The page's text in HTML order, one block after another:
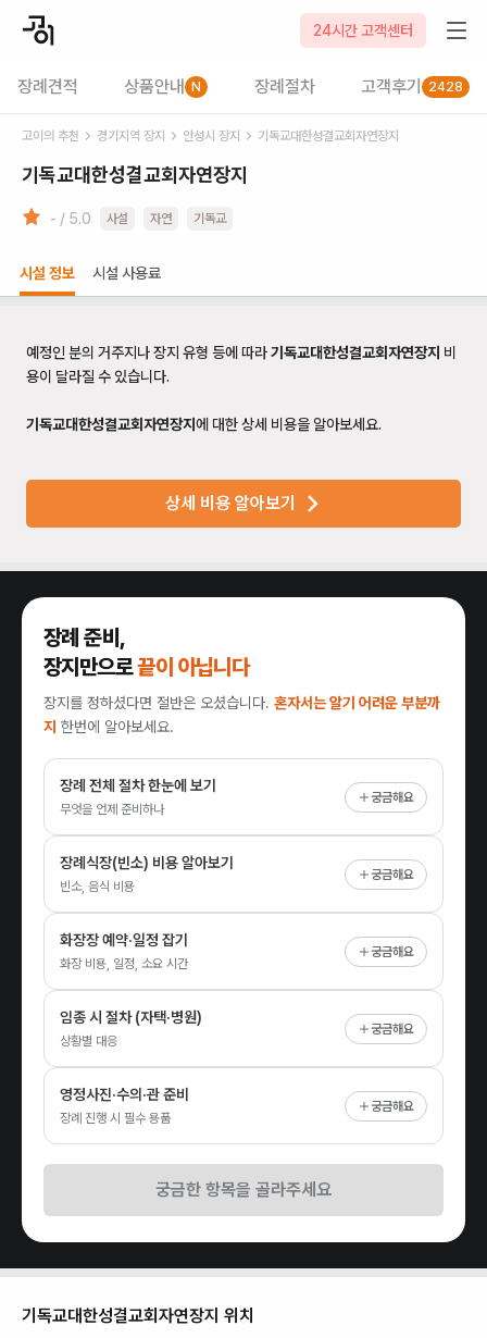
24시간 고객센터
장례견적 상품안내 N 장례절차 고객후기 2428
고이의 추천 경기 지역 장지 안성시 장지 기독교대한성결교회자연장지
기독교대한성결교회자연장지
- / 5.0 사설 자연 기독교
시설 정보 시설 사용료
예정인 분의 거주지나 장지 유형 등에 따라기독교대한성결교회자연장지 비
용이 달라질 수 있습니다.
기독교대한성결교회자연장지에 대한 상세 비용을 알아보세요.
상세 비용 알아보기
장례 준비,
장지만으로끝이 아닙니다
장지를 정하셨다면 절반은 오셨습니다. 혼자서는 알기 어려운 부분까
지 한번에 알아보세요.
장례 전체 절차 한눈에 보기
무엇을 언제 준비하나
궁금해요
장례식장(빈소) 비용 알아보기
빈소, 음식 비용
궁금해요
화장장 예약·일정 잡기
화장 비용, 일정, 소요 시간
궁금해요
임종 시 절차 (자택·병원)
상황별 대응
궁금해요
영정사진·수의·관 준비
장례 진행 시 필수 용품
궁금해요
궁금한 항목을 골라주세요
기독교대한성결교회자연장지 위치